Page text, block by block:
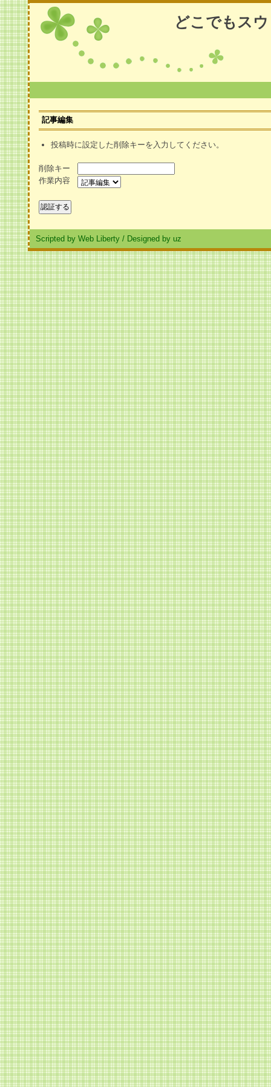
どこでもス
記事編集
投稿時に設定した削除キーを入力してください。
削除キー
作業内容
Scripted by Web Liberty / Designed by uz